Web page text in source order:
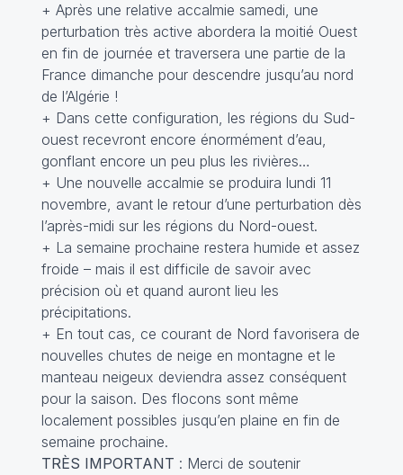
+ Après une relative accalmie samedi, une
perturbation très active abordera la moitié Ouest
en fin de journée et traversera une partie de la
France dimanche pour descendre jusqu’au nord
de l’Algérie !
+ Dans cette configuration, les régions du Sud-
ouest recevront encore énormément d’eau,
gonflant encore un peu plus les rivières…
+ Une nouvelle accalmie se produira lundi 11
novembre, avant le retour d’une perturbation dès
l’après-midi sur les régions du Nord-ouest.
+ La semaine prochaine restera humide et assez
froide – mais il est difficile de savoir avec
précision où et quand auront lieu les
précipitations.
+ En tout cas, ce courant de Nord favorisera de
nouvelles chutes de neige en montagne et le
manteau neigeux deviendra assez conséquent
pour la saison. Des flocons sont même
localement possibles jusqu’en plaine en fin de
semaine prochaine.
TRÈS IMPORTANT : Merci de soutenir